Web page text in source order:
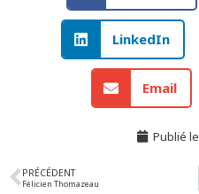
LinkedIn
Email
Publié le
PRÉCÉDENT
Félicien Thomazeau